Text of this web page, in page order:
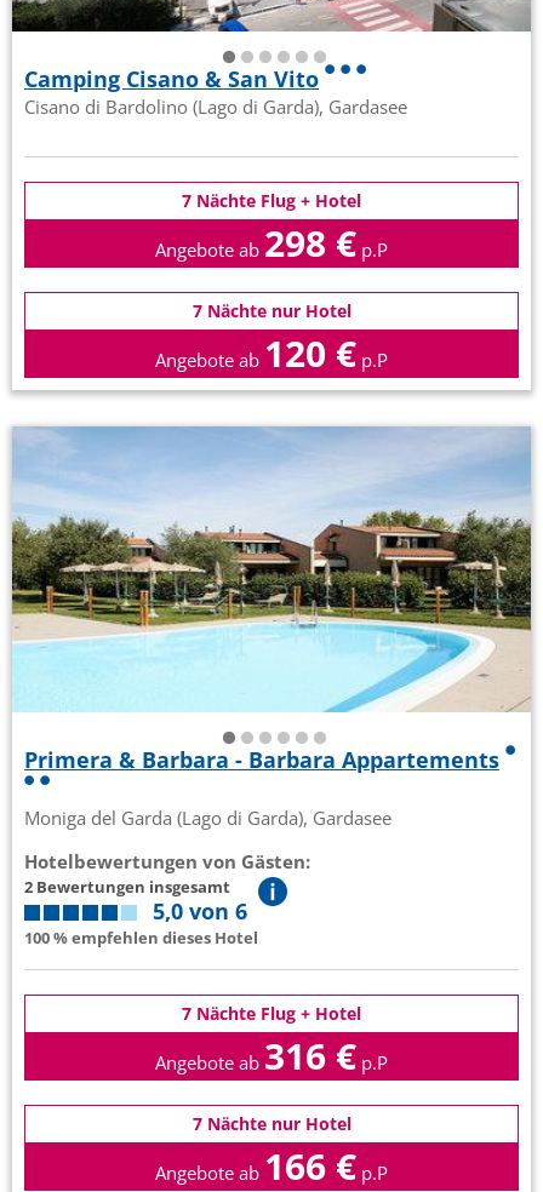
Camping Cisano & San Vito
Cisano di Bardolino (Lago di Garda), Gardasee
7 Nächte Flug + Hotel
Angebote ab 298 € p.P
7 Nächte nur Hotel
Angebote ab 120 € p.P
Primera & Barbara - Barbara Appartements
Moniga del Garda (Lago di Garda), Gardasee
Hotelbewertungen von Gästen:
2 Bewertungen insgesamt
5,0 von 6
100 % empfehlen dieses Hotel
7 Nächte Flug + Hotel
Angebote ab 316 € p.P
7 Nächte nur Hotel
Angebote ab 166 € p.P